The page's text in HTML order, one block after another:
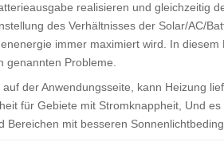
realisieren und gleichzeitig
des Verhältnisses der Solar/AC/
immer maximiert wird. In diesem
genannten Probleme.
der Anwendungsseite, kann Heizung
für Gebiete mit Stromknappheit, Und
mit besseren